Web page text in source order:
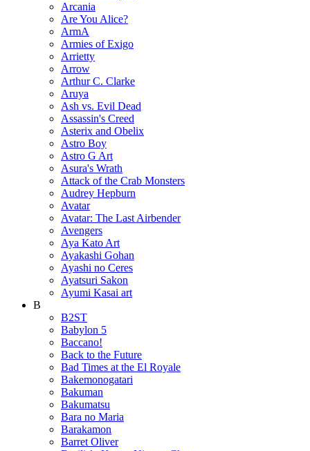
Arcania
Are You Alice?
ArmA
Armies of Exigo
Arrietty
Arrow
Arthur C. Clarke
Aruya
Ash vs. Evil Dead
Assassin's Creed
Asterix and Obelix
Astro Boy
Astro G Art
Asura's Wrath
Attack of the Crab Monsters
Audrey Hepburn
Avatar
Avatar: The Last Airbender
Avengers
Aya Kato Art
Ayakashi Gohan
Ayashi no Ceres
Ayatsuri Sakon
Ayumi Kasai art
B
B2ST
Babylon 5
Baccano!
Back to the Future
Bad Times at the El Royale
Bakemonogatari
Bakuman
Bakumatsu
Bara no Maria
Barakamon
Barret Oliver